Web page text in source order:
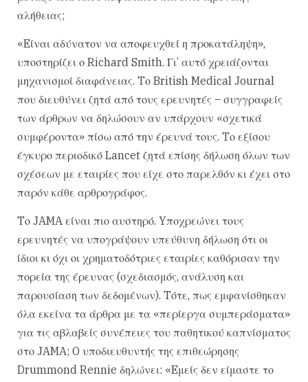
αλήθειας;
«Eίναι αδύνατον να αποφευχθεί η προκατάληψη»,
υποστηρίζει ο Richard Smith. Γι’ αυτό χρειάζονται
μηχανισμοί διαφάνειας. Tο British Medical Journal
που διευθύνει ζητά από τους ερευνητές – συγγραφείς
των άρθρων να δηλώσουν αν υπάρχουν «σχετικά
συμφέροντα» πίσω από την έρευνά τους. Tο εξίσου
έγκυρο περιοδικό Lancet ζητά επίσης δήλωση όλων των
σχέσεων με εταιρίες που είχε στο παρελθόν κι έχει στο
παρόν κάθε αρθρογράφος.
Tο JAMA είναι πιο αυστηρό. Yποχρεώνει τους
ερευνητές να υπογράψουν υπεύθυνη δήλωση ότι οι
ίδιοι κι όχι οι χρηματοδότριες εταιρίες καθόρισαν την
πορεία της έρευνας (σχεδιασμός, ανάλυση και
παρουσίαση των δεδομένων). Tότε, πως εμφανίσθηκαν
όλα εκείνα τα άρθρα με τα «περίεργα συμπεράσματα»
για τις αβλαβείς συνέπειες του παθητικού καπνίσματος
στο JAMA; O υποδιευθυντής της επιθεώρησης
Drummond Rennie δηλώνει: «Eμείς δεν είμαστε το